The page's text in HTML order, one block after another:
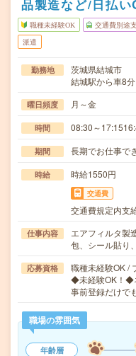
品製造など/日払い
職種未経験OK 交通費別途
派遣
勤務地
茨城県結城市
結城駅から車8分
曜日頻度 月～金
時間 08:30～
期間 長期でお仕事で
時給 時給1550円
交通費
交通費規定内支
仕事内容
エアフィルタ製
包、シール貼り
応募資格
職種未経験OK /
◆未経験OK！◆
事前登録だけで
職場の雰囲気
年齢層